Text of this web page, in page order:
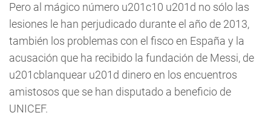
Pero al mágico número u201c10 u201d no sólo las
lesiones le han perjudicado durante el año de 2013,
también los problemas con el fisco en España y la
acusación que ha recibido la fundación de Messi, de
u201cblanquear u201d dinero en los encuentros
amistosos que se han disputado a beneficio de
UNICEF.